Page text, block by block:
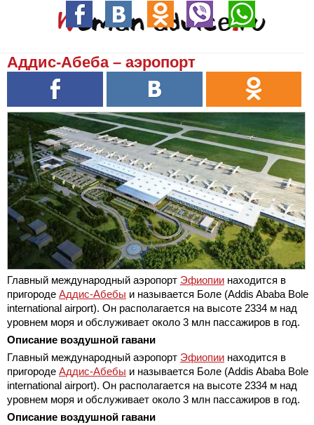
Аддис-Абеба – аэропорт
Главный международный аэропорт Эфиопии находится в
пригороде Аддис-Абебы и называется Боле (Addis Ababa Bole
international airport). Он располагается на высоте 2334 м над
уровнем моря и обслуживает около 3 млн пассажиров в год.
Описание воздушной гавани
Главный международный аэропорт Эфиопии находится в
пригороде Аддис-Абебы и называется Боле (Addis Ababa Bole
international airport). Он располагается на высоте 2334 м над
уровнем моря и обслуживает около 3 млн пассажиров в год.
Описание воздушной гавани